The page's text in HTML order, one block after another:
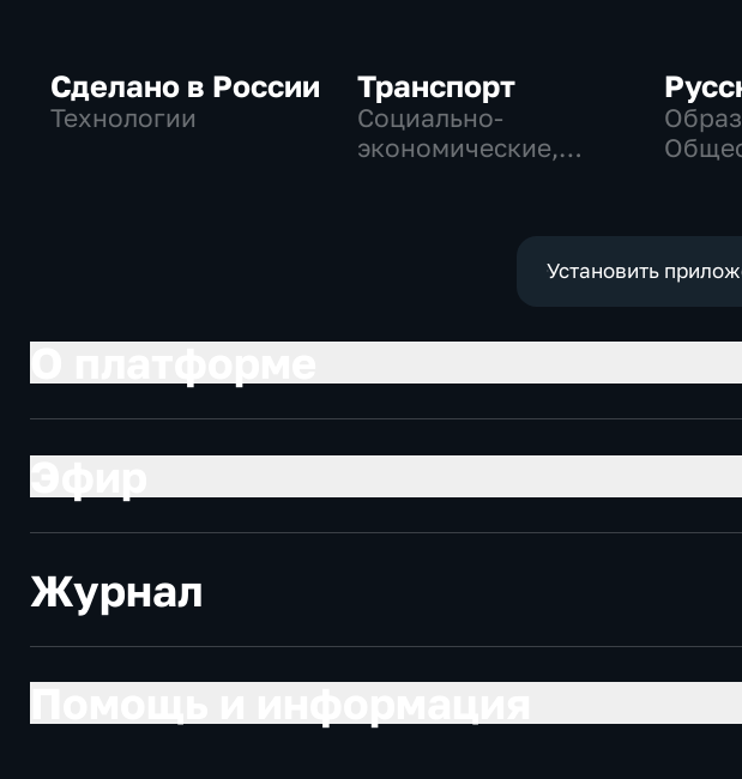
Сделано в России
Технологии
Транспорт
Социально-
экономические,
Установить
Журнал